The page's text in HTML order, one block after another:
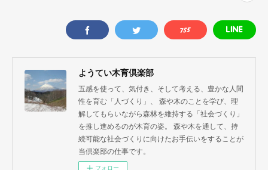
ようてい木育倶楽部
五感を使って、気付き、そして考える、豊かな人間
性を育む「人づくり」、 森や木のことを学び、理
解してもらいながら森林を維持する「社会づくり」
を推し進めるのが木育の姿。 森や木を通して、持
続可能な社会づくりに向けたお手伝いをすることが
当倶楽部の仕事です。
フォロー